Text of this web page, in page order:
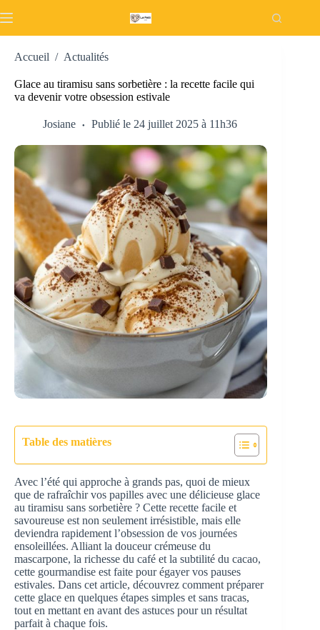
au
Accueil / Actualités
Glace au tiramisu sans sorbetière : la recette facile qui
va devenir votre obsession estivale
Josiane Publié le 24 juillet 2025 à 11h36
Table des matières
Avec l’été qui approche à grands pas, quoi de mieux
que de rafraîchir vos papilles avec une délicieuse glace
au tiramisu sans sorbetière ? Cette recette facile et
savoureuse est non seulement irrésistible, mais elle
deviendra rapidement l’obsession de vos journées
ensoleillées. Alliant la douceur crémeuse du
mascarpone, la richesse du café et la subtilité du cacao,
cette gourmandise est faite pour égayer vos pauses
estivales. Dans cet article, découvrez comment préparer
cette glace en quelques étapes simples et sans tracas,
tout en mettant en avant des astuces pour un résultat
parfait à chaque fois.